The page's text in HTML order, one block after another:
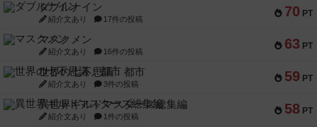
70 PT
ダブルナイン
紹介文あり 17件の投稿
63 PT
マスクメン
紹介文あり 16件の投稿
59 PT
世界の七不思議：都市
紹介文あり 3件の投稿
58 PT
異世界ギルドマスターズ総集編
紹介文あり 1件の投稿